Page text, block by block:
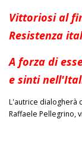
Vittoriosi al
Resistenza
A forza di
e sinti
L'autrice dialogherà
Raffaele Pellegrino,